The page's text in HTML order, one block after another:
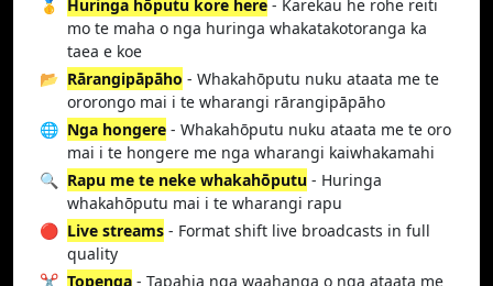
🥇 Huringa hōputu kore here - Karekau he rohe reiti
mo te maha o nga huringa whakatakotoranga ka
taea e koe
📂 Rārangipāpāho - Whakahōputu nuku ataata me te
ororongo mai i te wharangi rārangipāpāho
🌐 Nga hongere - Whakahōputu nuku ataata me te oro
mai i te hongere me nga wharangi kaiwhakamahi
🔍 Rapu me te neke whakahōputu - Huringa
whakahōputu mai i te wharangi rapu
🔴 Live streams - Format shift live broadcasts in full
quality
✂️ Topenga - Tapahia nga waahanga o nga ataata me